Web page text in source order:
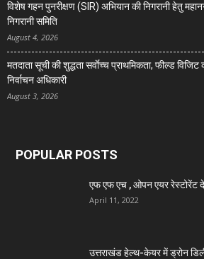
विशेष गहन पुनरीक्षण (SIR) अभियान की निगरानी हेतु
निगरानी समिति
August 4, 2026
मतदाता सूची की शुद्धता सर्वाेच्च प्राथमिकता, फील्ड
निर्वाचन अधिकारी
August 3, 2026
POPULAR POSTS
एफ एफ एच , ओपन एयर रेस्टोरेंट
April 11, 2022
उत्तराखंड हेल्थ-केयर में ड्रोन